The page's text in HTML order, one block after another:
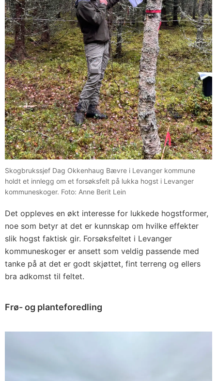
Skogbrukssjef Dag Okkenhaug Bævre i Levanger kommune
holdt et innlegg om et forsøksfelt på lukka hogst i Levanger
kommuneskoger. Foto: Anne Berit Lein
Det oppleves en økt interesse for lukkede hogstformer,
noe som betyr at det er kunnskap om hvilke effekter
slik hogst faktisk gir. Forsøksfeltet i Levanger
kommuneskoger er ansett som veldig passende med
tanke på at det er godt skjøttet, fint terreng og ellers
bra adkomst til feltet.
Frø- og planteforedling